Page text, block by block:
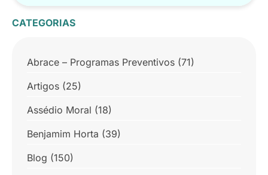
CATEGORIAS
Abrace – Programas Preventivos (71)
Artigos (25)
Assédio Moral (18)
Benjamim Horta (39)
Blog (150)